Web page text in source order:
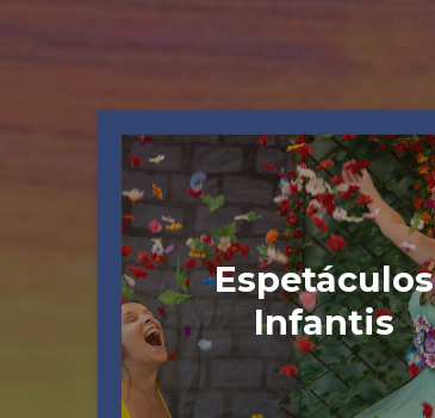
Espetáculos
Infantis